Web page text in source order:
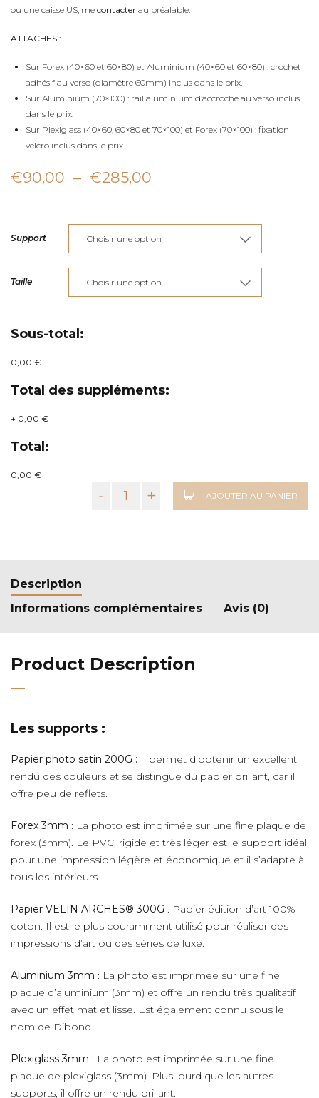
ou une caisse US, me contacter au préalable.
ATTACHES :
Sur Forex (40×60 et 60×80) et Aluminium (40×60 et 60×80) : crochet
adhésif au verso (diamètre 60mm) inclus dans le prix.
Sur Aluminium (70×100) : rail aluminium d’accroche au verso inclus
dans le prix.
Sur Plexiglass (40×60, 60×80 et 70×100) et Forex (70×100) : fixation
velcro inclus dans le prix.
€90,00 – €285,00
prix :
€90,00
à
€285,00
Support
Taille
Sous-total:
0,00 €
Total des suppléments:
+ 0,00 €
Total:
0,00 €
- + AJOUTER AU PANIER
Description
Informations complémentaires
Avis (0)
Product Description
Les supports :
Papier photo satin 200G : Il permet d’obtenir un excellent
rendu des couleurs et se distingue du papier brillant, car il
offre peu de reflets.
Forex 3mm : La photo est imprimée sur une fine plaque de
forex (3mm). Le PVC, rigide et très léger est le support idéal
pour une impression légère et économique et il s’adapte à
tous les intérieurs.
Papier VELIN ARCHES® 300G : Papier édition d’art 100%
coton. Il est le plus couramment utilisé pour réaliser des
impressions d’art ou des séries de luxe.
Aluminium 3mm : La photo est imprimée sur une fine
plaque d’aluminium (3mm) et offre un rendu très qualitatif
avec un effet mat et lisse. Est également connu sous le
nom de Dibond.
Plexiglass 3mm : La photo est imprimée sur une fine
plaque de plexiglass (3mm). Plus lourd que les autres
supports, il offre un rendu brillant.